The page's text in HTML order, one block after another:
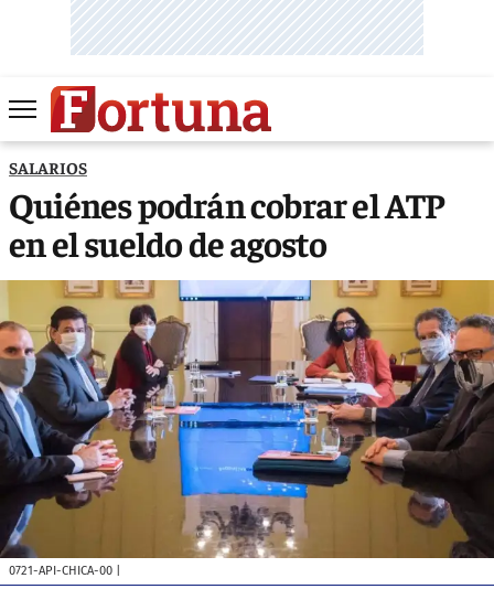
SALARIOS
Quiénes podrán cobrar el ATP
en el sueldo de agosto
0721-API-CHICA-00